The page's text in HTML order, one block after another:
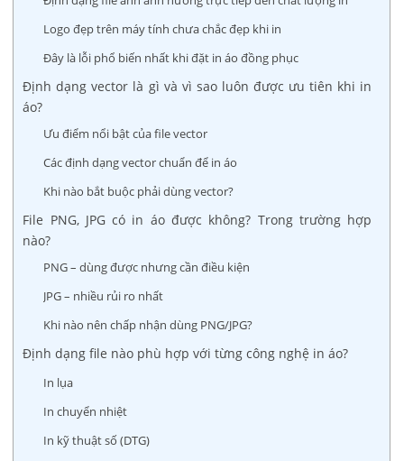
Logo đẹp trên máy tính chưa chắc đẹp khi in
Đây là lỗi phổ biến nhất khi đặt in áo đồng phục
Định dạng vector là gì và vì sao luôn được ưu tiên khi in
áo?
Ưu điểm nổi bật của file vector
Các định dạng vector chuẩn để in áo
Khi nào bắt buộc phải dùng vector?
File PNG, JPG có in áo được không? Trong trường hợp
nào?
PNG – dùng được nhưng cần điều kiện
JPG – nhiều rủi ro nhất
Khi nào nên chấp nhận dùng PNG/JPG?
Định dạng file nào phù hợp với từng công nghệ in áo?
In lụa
In chuyển nhiệt
In kỹ thuật số (DTG)